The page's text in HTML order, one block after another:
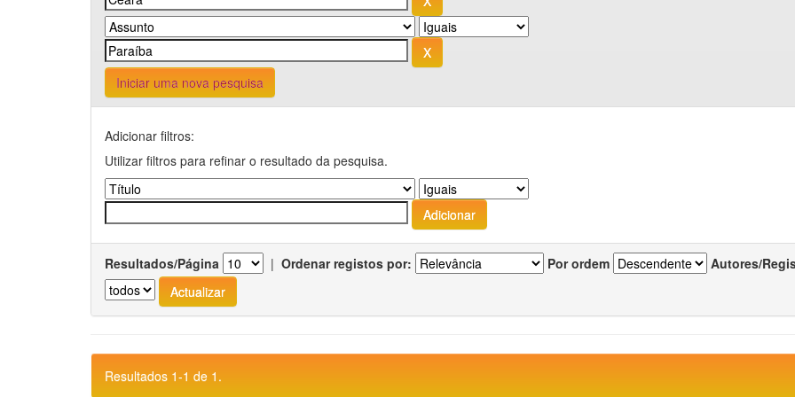
Iniciar uma nova pesquisa
Adicionar filtros:
Utilizar filtros para refinar o resultado da pesquisa.
Resultados/Página | Ordenar registos por: Por ordem Autores/
Resultados 1-1 de 1.